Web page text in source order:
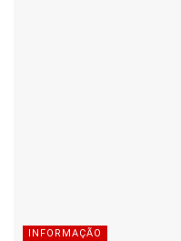
INFORMAÇÃO